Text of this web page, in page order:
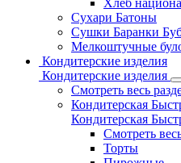
Хлеб
Сухари Батоны
Сушки Баранки
Мелкоштучные
Кондитерские изделия
Кондитерские изделия
Смотреть весь
Кондитерская
Кондитерская
Смотреть
Торты